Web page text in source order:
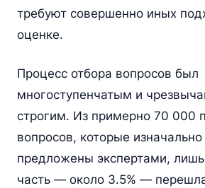
требуют совершенно иных
оценке.
Процесс отбора вопросов был
многоступенчатым и
строгим. Из примерно 70 000
вопросов, которые
предложены экспертами,
часть — около 3.5% —